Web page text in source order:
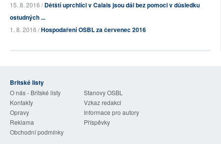
15. 8. 2016 /Dětští uprchlíci v Calais jsou dál bez pomoci v důsledku
ostudných ...
1. 8. 2016 /Hospodaření OSBL za červenec 2016
Britské listy
O nás - Britské listy
Stanovy OSBL
Kontakty
Vzkaz redakci
Opravy
Informace pro autory
Reklama
Příspěvky
Obchodní podmínky